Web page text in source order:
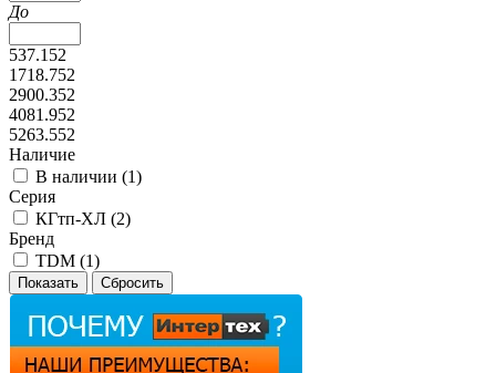
До
537.152
1718.752
2900.352
4081.952
5263.552
Наличие
В наличии (1)
Серия
КГтп-ХЛ (2)
Бренд
TDM (1)